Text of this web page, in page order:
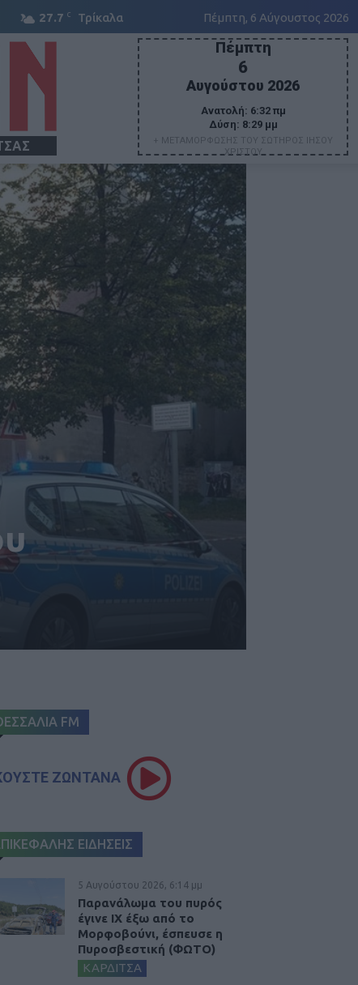
27.7 C Τρίκαλα Πέμπτη, 6 Αύγουστος 2026
Πέμπτη
6
Αυγούστου 2026
Ανατολή: 6:32 πμ
Δύση: 8:29 μμ
+ ΜΕΤΑΜΟΡΦΩΣΗΣ ΤΟΥ ΣΩΤΗΡΟΣ ΙΗΣΟΥ
ΧΡΙΣΤΟΥ
FM
ΖΩΝΤΑΝΑ
ΕΙΔΗΣΕΙΣ
5 Αυγούστου 2026, 6:14 μμ
Παρανάλωμα του πυρός
έγινε ΙΧ έξω από το
Μορφοβούνι, έσπευσε η
Πυροσβεστική (ΦΩΤΟ)
ΚΑΡΔΙΤΣΑ